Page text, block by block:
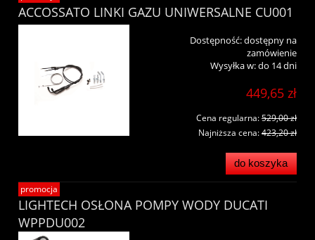
ACCOSSATO LINKI GAZU UNIWERSALNE CU001
Dostępność:dostępny na
zamówienie
Wysyłka w:do 14 dni
449,65 zł
Cena regularna:529,00 zł
Najniższa cena:423,20 zł
do koszyka
LIGHTECH OSŁONA POMPY WODY DUCATI
WPPDU002
promocja